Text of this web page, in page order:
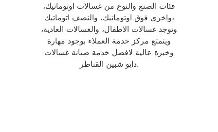
فئات الصنع والنوع من غسالات اوتوماتيك،
واخرى فوق اوتوماتيك، والنصف اتوماتيك،
وتوجد غسالات الاطفال، والغسالات العادية،
ويتمتع مركز خدمة العملاء بوجود مهارة
وخبرة عالية لافضل خدمة صيانة غسالات
دايو شبين القناطر.